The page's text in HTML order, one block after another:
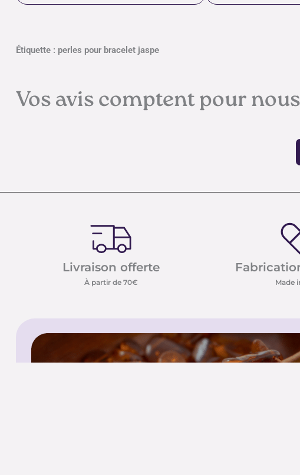
Étiquette : perles pour bracelet jaspe
Vos avis comptent pour nous
Livraison offerte
À partir de 70€ Made